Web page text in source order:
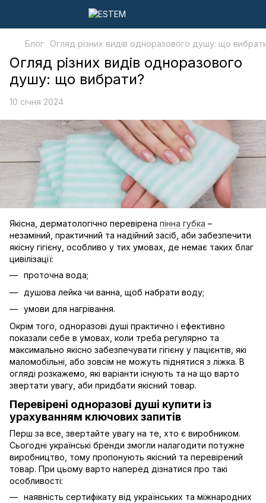
Блог Огляд різних видів одноразового душу: що
Огляд різних видів одноразового
душу: що вибрати?
10 січня 2024
Якісна, дерматологічно перевірена пінна губка –
незаміний, практичний та надійний засіб, аби забезпечити
якісну гігієну, особливо у тих умовах, де немає таких благ
цивілізації:
проточна вода;
душова лейка чи ванна, щоб набрати воду;
умови для нагрівання.
Окрім того, одноразові душі практично і ефективно
показали себе в умовах, коли треба регулярно та
максимально якісно забезпечувати гігієну у пацієнтів, які
маломобільні, або зовсім не можуть піднятися з ліжка. В
огляді розкажемо, які варіанти існують та на що варто
звертати увагу, аби придбати якісний товар.
Перевірені одноразові душі купити із
урахуванням ключових запитів
Перш за все, звертайте увагу на те, хто є виробником.
Сьогодні українські бренди змогли налагодити потужне
виробництво, тому пропонують якісний та перевірений
товар. При цьому варто наперед дізнатися про такі
особливості:
наявність сертифікату від українських та міжнародних